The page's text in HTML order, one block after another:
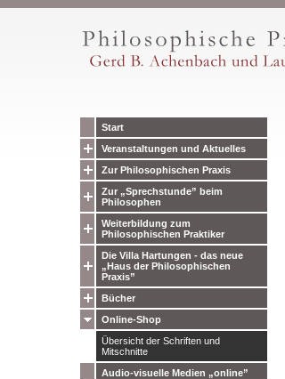
Start
Veranstaltungen und Aktuelles
Zur Philosophischen Praxis
Zur „Sprechstunde” beim
Philosophen
Weiterbildung zum
Philosophischen Praktiker
Die Villa Hartungen - das neue
„Haus der Philosophischen
Praxis”
Bücher
Online-Shop
Übersicht der Schriften und
Mitschnitte
Audio-visuelle Medien „online”